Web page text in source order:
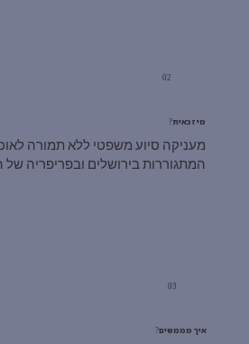
02
מי זכאית?
מעניקה סיוע משפטי ללא תמורה
המתגוררות בירושלים ובפריפריה של
03
איך מממשים?